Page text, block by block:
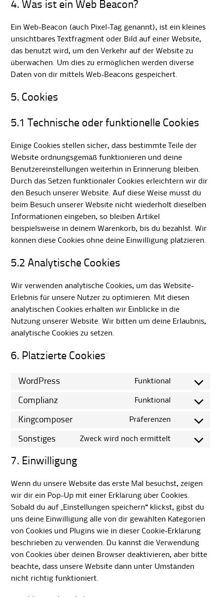
4. Was ist ein Web Beacon?
Ein Web-Beacon (auch Pixel-Tag genannt), ist ein kleines
unsichtbares Textfragment oder Bild auf einer Website,
das benutzt wird, um den Verkehr auf der Website zu
überwachen. Um dies zu ermöglichen werden diverse
Daten von dir mittels Web-Beacons gespeichert.
5. Cookies
5.1 Technische oder funktionelle Cookies
Einige Cookies stellen sicher, dass bestimmte Teile der
Website ordnungsgemäß funktionieren und deine
Benutzereinstellungen weiterhin in Erinnerung bleiben.
Durch das Setzen funktionaler Cookies erleichtern wir dir
den Besuch unserer Website. Auf diese Weise musst du
beim Besuch unserer Website nicht wiederholt dieselben
Informationen eingeben, so bleiben Artikel
beispielsweise in deinem Warenkorb, bis du bezahlst. Wir
können diese Cookies ohne deine Einwilligung platzieren.
5.2 Analytische Cookies
Wir verwenden analytische Cookies, um das Website-
Erlebnis für unsere Nutzer zu optimieren. Mit diesen
analytischen Cookies erhalten wir Einblicke in die
Nutzung unserer Website. Wir bitten um deine Erlaubnis,
analytische Cookies zu setzen.
6. Platzierte Cookies
WordPress Funktional
Consent
wordpress
Complianz Funktional
Consent
complianz
Kingcomposer Präferenzen
Consent
Sonstiges Zweck wird noch ermittelt
Consent
7. Einwilligung
Wenn du unsere Website das erste Mal besuchst, zeigen
wir dir ein Pop-Up mit einer Erklärung über Cookies.
Sobald du auf „Einstellungen speichern“ klickst, gibst du
uns deine Einwilligung alle von dir gewählten Kategorien
von Cookies und Plugins wie in dieser Cookie-Erklärung
beschrieben zu verwenden. Du kannst die Verwendung
von Cookies über deinen Browser deaktivieren, aber bitte
beachte, dass unsere Website dann unter Umständen
nicht richtig funktioniert.